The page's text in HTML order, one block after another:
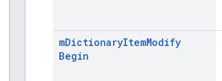
mDictionaryItemModify
Begin